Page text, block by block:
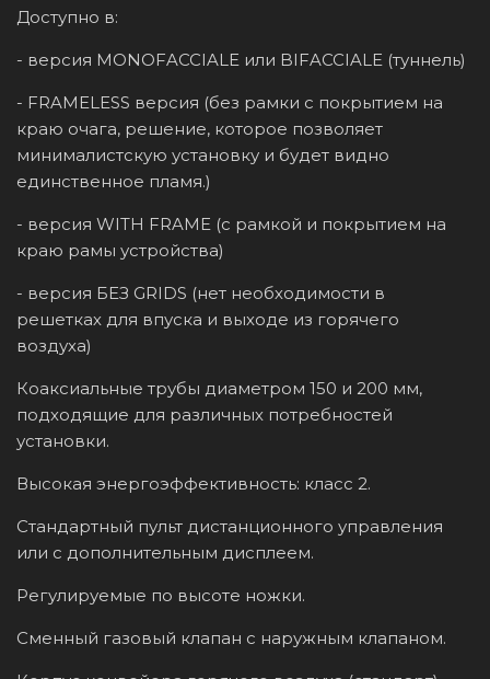
Доступно в:
- версия MONOFACCIALE или BIFACCIALE (туннель)
- FRAMELESS версия (без рамки с покрытием на
краю очага, решение, которое позволяет
минималистскую установку и будет видно
единственное пламя.)
- версия WITH FRAME (с рамкой и покрытием на
краю рамы устройства)
- версия БЕЗ GRIDS (нет необходимости в
решетках для впуска и выходе из горячего
воздуха)
Коаксиальные трубы диаметром 150 и 200 мм,
подходящие для различных потребностей
установки.
Высокая энергоэффективность: класс 2.
Стандартный пульт дистанционного управления
или с дополнительным дисплеем.
Регулируемые по высоте ножки.
Сменный газовый клапан с наружным клапаном.